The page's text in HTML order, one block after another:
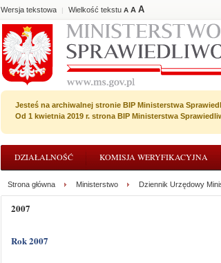
Wersja tekstowa | Wielkość tekstu A A A
Jesteś na archiwalnej stronie BIP Ministerstwa
Od 1 kwietnia 2019 r. strona BIP Ministerstwa
DZIAŁALNOŚĆ KOMISJA WERYFIKACYJNA
Strona główna Ministerstwo Dziennik Urzędowy
2007
Rok 2007